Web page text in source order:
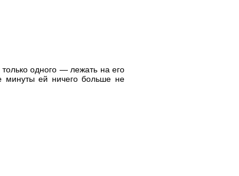
одного — лежать на его
минуты ей ничего больше не